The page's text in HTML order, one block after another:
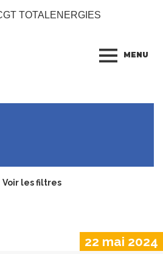
TOTALENERGIES
MENU
Voir les filtres
22 mai 2024